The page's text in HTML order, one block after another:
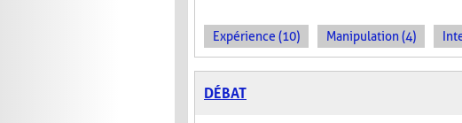
Expérience (10) Manipulation (4)
DÉBAT